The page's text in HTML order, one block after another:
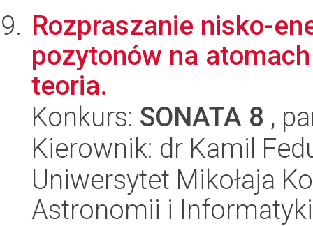
Rozpraszanie nisko-
pozytonów na
teoria.
Konkurs: SONATA 8 ,
Kierownik: dr Kamil
Uniwersytet Mikołaja
Astronomii i